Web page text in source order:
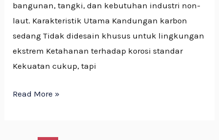
bangunan, tangki, dan kebutuhan industri non-
laut. Karakteristik Utama Kandungan karbon
sedang Tidak didesain khusus untuk lingkungan
ekstrem Ketahanan terhadap korosi standar
Kekuatan cukup, tapi
Read More »